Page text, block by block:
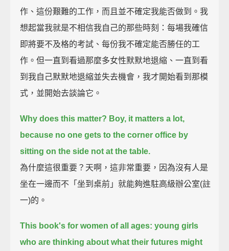
作、這份艱難的工作，而且並不確定我能否做到。我
想起當我就是不相信我自己的那些時刻：每場我確信
即將要不及格的考試、每份我不確定能否勝任的工
作。但一直到看過那麼多女性默默地退縮、一直到看
到我自己默默地退縮並失去機會，我才開始看到那模
式，並開始去談論它。
Why does this matter? Boy, it matters a lot,
because no one gets to the corner office by
sitting on the side not at the table.
為什麼這很重要？天啊，這非常重要，因為沒有人是
坐在一邊而不「坐到桌前」就能夠進駐高級辦公室(註
一)的。
This book's for women of all ages: young girls
who are thinking about what their futures might